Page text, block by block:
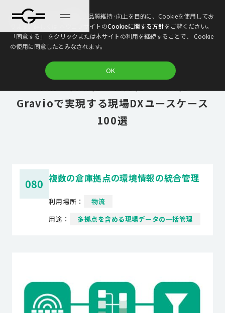
本ウェブサイトは、利便性、品質維持·向上を目的に、Cookieを使用してお
ります。詳しくは 本ウェブサイトのCookieに関する方針をご覧ください。
「同意する」 をクリックまたは本サイトの利用を継続することで、 Cookie
の使用に同意したとみなされます。
OK
DX推進のヒント満載！これで丸わかり！
Gravioで実現する現場DXユースケース
100選
080 複数の倉庫拠点の環境情報の統合管理
利用場所：
物流
用途：
多拠点を含める現場データの⼀括管理